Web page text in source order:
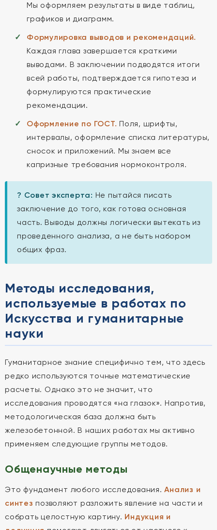
Мы оформляем результаты в виде таблиц,
графиков и диаграмм.
Формулировка выводов и рекомендаций.
Каждая глава завершается краткими
выводами. В заключении подводятся итоги
всей работы, подтверждается гипотеза и
формулируются практические
рекомендации.
Оформление по ГОСТ. Поля, шрифты,
интервалы, оформление списка литературы,
сносок и приложений. Мы знаем все
капризные требования нормоконтроля.
? Совет эксперта: Не пытайся писать
заключение до того, как готова основная
часть. Выводы должны логически вытекать из
проведенного анализа, а не быть набором
общих фраз.
Методы исследования,
используемые в работах по
Искусства и гуманитарные
науки
Гуманитарное знание специфично тем, что здесь
редко используются точные математические
расчеты. Однако это не значит, что
исследования проводятся «на глазок». Напротив,
методологическая база должна быть
железобетонной. В наших работах мы активно
применяем следующие группы методов.
Общенаучные методы
Это фундамент любого исследования.Анализ и
синтез позволяют разложить явление на части и
собрать целостную картину. Индукция и